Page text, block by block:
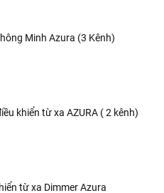
Minh Azura (3 Kênh)
khiển từ xa AZURA ( 2 kênh)
từ xa Dimmer Azura